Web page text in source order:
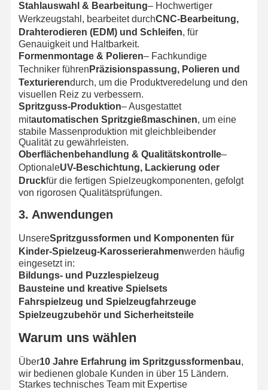
Stahlauswahl & Bearbeitung– Hochwertiger
Werkzeugstahl, bearbeitet durchCNC-Bearbeitung,
Drahterodieren (EDM) und Schleifen, für
Genauigkeit und Haltbarkeit.
Formenmontage & Polieren– Fachkundige
Techniker führen Präzisionspassung, Polieren und
Texturierendurch, um die Produktveredelung und den
visuellen Reiz zu verbessern.
Spritzguss-Produktion– Ausgestattet
mitautomatischen Spritzgießmaschinen, um eine
stabile Massenproduktion mit gleichbleibender
Qualität zu gewährleisten.
Oberflächenbehandlung & Qualitätskontrolle–
OptionaleUV-Beschichtung, Lackierung oder
Druckfür die fertigen Spielzeugkomponenten, gefolgt
von rigorosen Qualitätsprüfungen.
3. Anwendungen
UnsereSpritzgussformen und Komponenten für
Kinder-Spielzeug-Karosserierahmenwerden häufig
eingesetzt in:
Bildungs- und Puzzlespielzeug
Bausteine und kreative Spielsets
Fahrspielzeug und Spielzeugfahrzeuge
Spielzeugzubehör und Sicherheitsteile
Warum uns wählen
Über10 Jahre Erfahrung im Spritzgussformenbau,
wir bedienen globale Kunden in über 15 Ländern.
Starkes technisches Team mit Expertise